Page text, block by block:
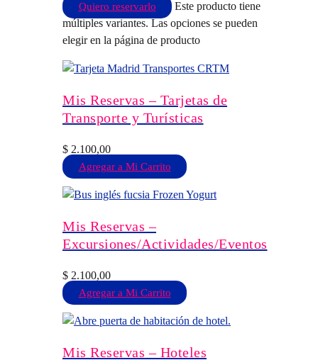
Quiero reservarlo
Este producto tiene
múltiples variantes. Las opciones se pueden
elegir en la página de producto
Mis Reservas – Tarjetas de
Transporte y Turísticas
$ 2.100,00
Agregar a Mi Carrito
Mis Reservas –
Excursiones/Actividades/Eventos
$ 2.100,00
Agregar a Mi Carrito
Mis Reservas – Hoteles